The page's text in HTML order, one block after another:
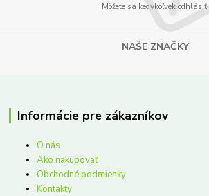
Môžete sa kedykoľvek odhlásiť.
NAŠE ZNAČKY
Informácie pre zákazníkov
O nás
Ako nakupovať
Obchodné podmienky
Kontakty